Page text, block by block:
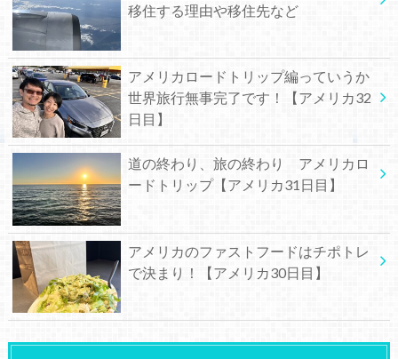
移住する理由や移住先など
アメリカロードトリップ編っていうか
世界旅行無事完了です！【アメリカ32
日目】
道の終わり、旅の終わり アメリカロ
ードトリップ【アメリカ31日目】
アメリカのファストフードはチポトレ
で決まり！【アメリカ30日目】